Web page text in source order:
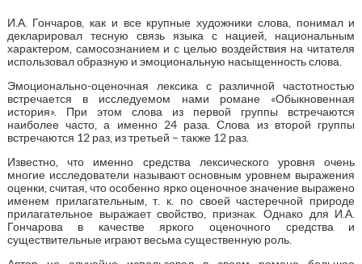
И.А. Гончаров, как и все крупные художники слова, понимал и
декларировал тесную связь языка с нацией, национальным
характером, самосознанием и с целью воздействия на читателя
использовал образную и эмоциональную насыщенность слова.
Эмоционально-оценочная лексика с различной частотностью
встречается в исследуемом нами романе «Обыкновенная
история». При этом слова из первой группы встречаются
наиболее часто, а именно 24 раза. Слова из второй группы
встречаются 12 раз, из третьей – также 12 раз.
Известно, что именно средства лексического уровня очень
многие исследователи называют основным уровнем выражения
оценки, считая, что особенно ярко оценочное значение выражено
именем прилагательным, т. к. по своей частеречной природе
прилагательное выражает свойство, признак. Однако для И.А.
Гончарова в качестве яркого оценочного средства и
существительные играют весьма существенную роль.